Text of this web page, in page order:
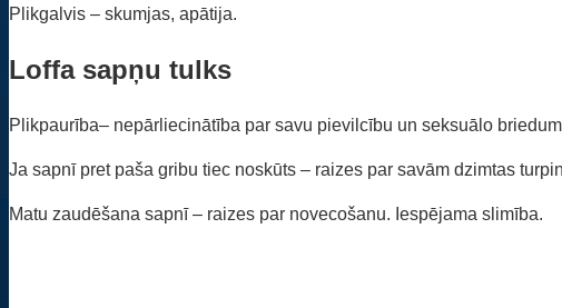
Plikgalvis – skumjas, apātija.
Loffa sapņu tulks
Plikpaurība– nepārliecinātība par savu pievilcību un seksuālo
Ja sapnī pret paša gribu tiec noskūts – raizes par savām dzimtas
Matu zaudēšana sapnī – raizes par novecošanu. Iespējama slimība.